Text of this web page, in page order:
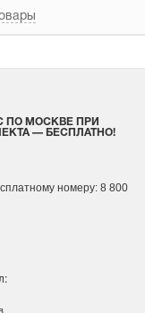
ПО МОСКВЕ ПРИ
— БЕСПЛАТНО!
номеру: 8 800